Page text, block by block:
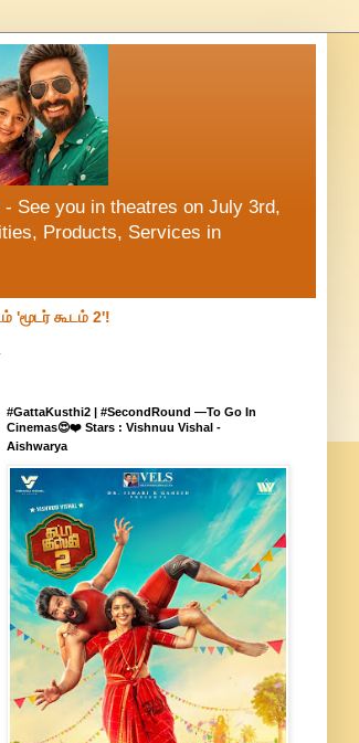
See you in theatres on July 3rd,
Products, Services in
'மூடர் கூடம் 2'!
#GattaKusthi2 | #SecondRound —To Go In
Cinemas😍❤️ Stars : Vishnuu Vishal -
Aishwarya